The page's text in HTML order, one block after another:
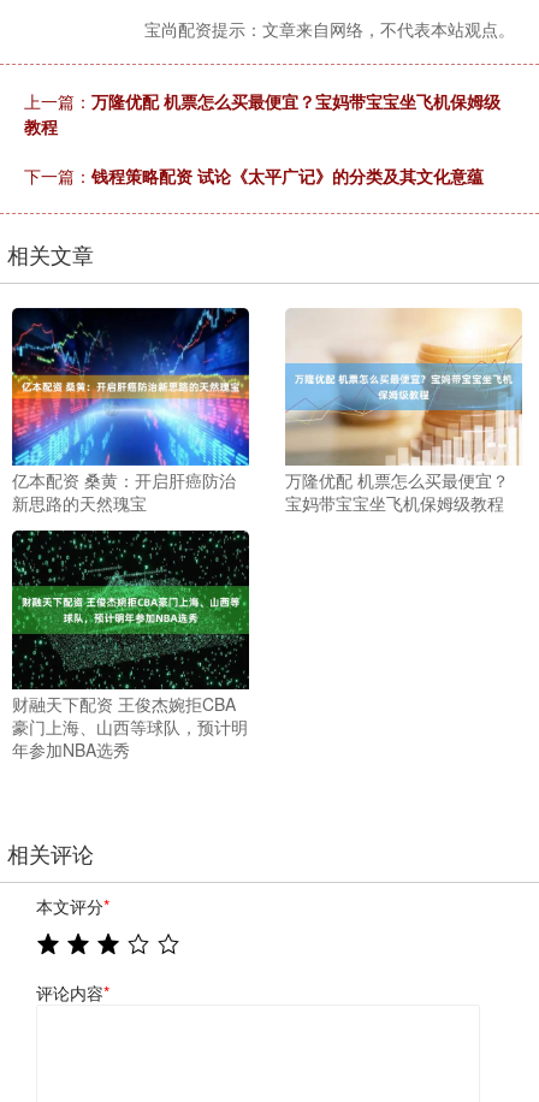
宝尚配资提示：文章来自网络，不代表本站观点。
上一篇： 万隆优配 机票怎么买最便宜？宝妈带宝宝坐飞机保姆级
教程
下一篇： 钱程策略配资 试论《太平广记》的分类及其文化意蕴
相关文章
亿本配资 桑黄：开启肝癌防治
新思路的天然瑰宝
万隆优配 机票怎么买最便宜？
宝妈带宝宝坐飞机保姆级教程
财融天下配资 王俊杰婉拒CBA
豪门上海、山西等球队，预计明
年参加NBA选秀
相关评论
本文评分*
评论内容*